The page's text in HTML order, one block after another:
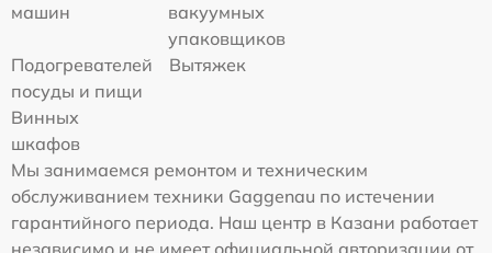
машин
вакуумных
упаковщиков
Подогревателей
посуды и пищи
Вытяжек
Винных
шкафов
Мы занимаемся ремонтом и техническим
обслуживанием техники Gaggenau по истечении
гарантийного периода. Наш центр в Казани работает